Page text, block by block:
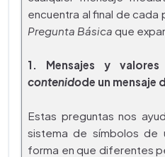
encuentra al final de cada
Pregunta Básica que
1. Mensajes y
contenidode un mensaje
Estas preguntas nos
sistema de símbolos de
forma en que diferentes